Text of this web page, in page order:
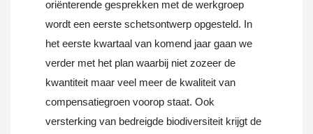
oriënterende gesprekken met de werkgroep
wordt een eerste schetsontwerp opgesteld. In
het eerste kwartaal van komend jaar gaan we
verder met het plan waarbij niet zozeer de
kwantiteit maar veel meer de kwaliteit van
compensatiegroen voorop staat. Ook
versterking van bedreigde biodiversiteit krijgt de